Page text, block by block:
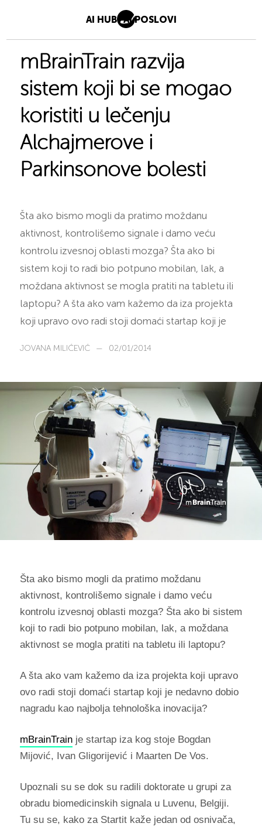
AI HUB AI POSLOVI
mBrainTrain razvija
sistem koji bi se mogao
koristiti u lečenju
Alchajmerove i
Parkinsonove bolesti
Šta ako bismo mogli da pratimo moždanu
aktivnost, kontrolišemo signale i damo veću
kontrolu izvesnoj oblasti mozga? Šta ako bi
sistem koji to radi bio potpuno mobilan, lak, a
moždana aktivnost se mogla pratiti na tabletu ili
laptopu? A šta ako vam kažemo da iza projekta
koji upravo ovo radi stoji domaći startap koji je
JOVANA MILIĆEVIĆ — 02/01/2014
Šta ako bismo mogli da pratimo moždanu
aktivnost, kontrolišemo signale i damo veću
kontrolu izvesnoj oblasti mozga? Šta ako bi sistem
koji to radi bio potpuno mobilan, lak, a moždana
aktivnost se mogla pratiti na tabletu ili laptopu?
A šta ako vam kažemo da iza projekta koji upravo
ovo radi stoji domaći startap koji je nedavno dobio
nagradu kao najbolja tehnološka inovacija?
mBrainTrainje startap iza kog stoje Bogdan
Mijović, Ivan Gligorijević i Maarten De Vos.
Upoznali su se dok su radili doktorate u grupi za
obradu biomedicinskih signala u Luvenu, Belgiji.
Tu su se, kako za Startit kaže jedan od osnivača,